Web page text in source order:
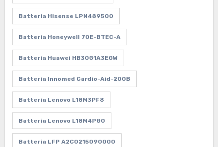
Batteria Hisense LPN489500
Batteria Honeywell 70E-BTEC-A
Batteria Huawei HB30G1A3EGW
Batteria Innomed Cardio-Aid-200B
Batteria Lenovo L18M3PF8
Batteria Lenovo L18M4PG0
Batteria LFP A2C0215090000